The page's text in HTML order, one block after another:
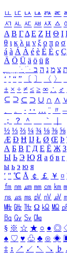
ㅥ ㅦ ㅧ ㅨ ㅩ ㅪ
ㅺ ㅻ ㅼ ㅽ ㅾ ㅿ
Α Β ΓΔ Ε Ζ Η Θ Ι
θ ι κ λ μ ν ξ ο π ρ σ
á à Á À é è É È ç Ç
Ä Ö Ü ä ö ü ß
ִֶֹ ֻּ ׁׂ ת צ מ נ ה ב
‘ ’ “ ” 〔 〕 〈 〉
± × ÷ ≠ ≤ ≥ ∞ ∴ ♂
⊆ ⊇ ⊂ ⊃ ∪ ∩ ∧
、
。 · ‥ … ¨ 〃
；
？ ＾ ｀
½ ⅓ ⅔ ¼ ¾ ⅛ ⅜ ⅝
Æ Ð Ħ Ĳ Ł Ø Œ Þ
А Б В Г Д Е Ё Ж З
Ы Ь Э Ю Я а б в г
ы ь э ю я
′ ″ ℃ Å ￠ ￡ ￥ ¤
㎙ ㎚ ㎛ ㎜ ㎝ ㎞
㎱ ㎲ ㎳ ㎴ ㎵ ㎶
㎒ ㎓ ㎔ Ω ㏀ ㏁
㏃ ㏉ ㏜ ㏆
§ ※ ☆ ★ ○ ● ◎
♠ ♡ ♥ ♧ ♣ ⊙ ◈
‡ ↕ ↗ ↙ ↖ ↘ ♭